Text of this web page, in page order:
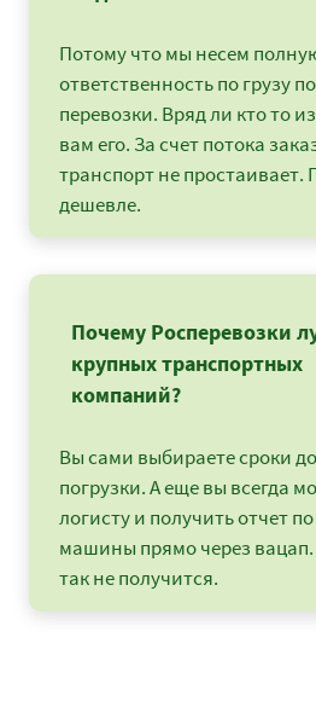
Потому что мы несем
ответственность по грузу
перевозки. Вряд ли кто то
вам его. За счет потока
транспорт не простаивает.
дешевле.
Почему Росперевозки
крупных транспортных
компаний?
Вы сами выбираете сроки
погрузки. А еще вы всегда
логисту и получить отчет
машины прямо через
так не получится.